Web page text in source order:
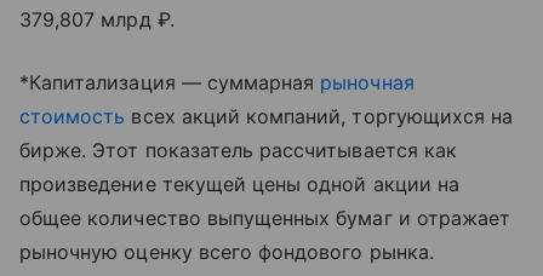
379,807 млрд ₽.
*Капитализация — суммарная рыночная
стоимость всех акций компаний, торгующихся на
бирже. Этот показатель рассчитывается как
произведение текущей цены одной акции на
общее количество выпущенных бумаг и отражает
рыночную оценку всего фондового рынка.